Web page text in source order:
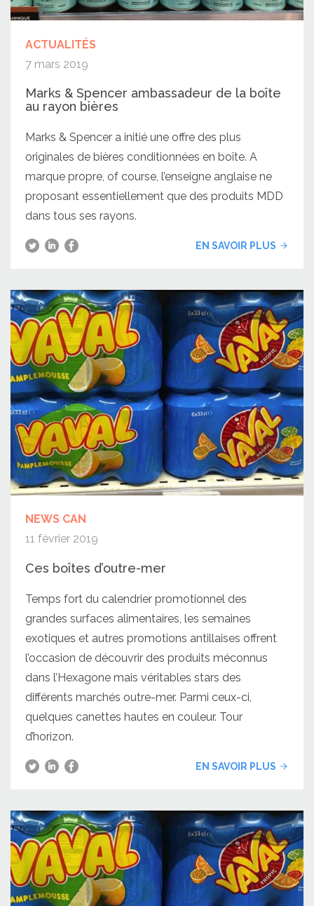
ACTUALITÉS
7 mars 2019
Marks & Spencer ambassadeur de la boîte
au rayon bières
Marks & Spencer a initié une offre des plus
originales de bières conditionnées en boîte. A
marque propre, of course, l’enseigne anglaise ne
proposant essentiellement que des produits MDD
dans tous ses rayons.
EN SAVOIR PLUS
NEWS CAN
11 février 2019
Ces boîtes d’outre-mer
Temps fort du calendrier promotionnel des
grandes surfaces alimentaires, les semaines
exotiques et autres promotions antillaises offrent
l’occasion de découvrir des produits méconnus
dans l’Hexagone mais véritables stars des
différents marchés outre-mer. Parmi ceux-ci,
quelques canettes hautes en couleur. Tour
d’horizon.
EN SAVOIR PLUS